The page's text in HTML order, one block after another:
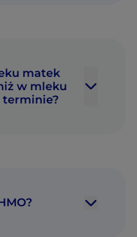
matek
w mleku
terminie?